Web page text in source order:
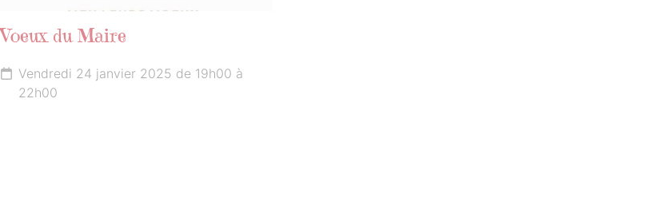
Voeux du Maire
Vendredi 24 janvier 2025 de 19h00 à
22h00